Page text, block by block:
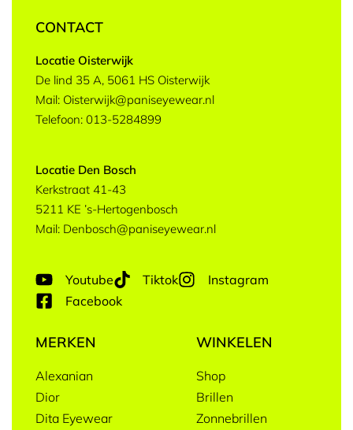
CONTACT
Locatie Oisterwijk
De lind 35 A, 5061 HS Oisterwijk
Mail: Oisterwijk@paniseyewear.nl
Telefoon: 013-5284899
Locatie Den Bosch
Kerkstraat 41-43
5211 KE ’s-Hertogenbosch
Mail: Denbosch@paniseyewear.nl
Youtube Tiktok
Instagram
Facebook
MERKEN
Alexanian
Dior
Dita Eyewear
WINKELEN
Shop
Brillen
Zonnebrillen